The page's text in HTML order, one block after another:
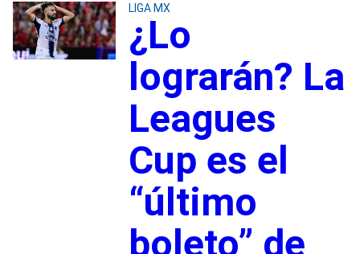
LIGA MX
¿Lo
lograrán? La
Leagues
Cup es el
“último
boleto” de